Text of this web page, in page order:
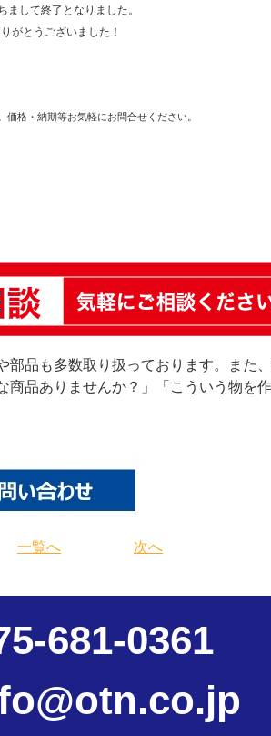
まして終了となりました。
がとうございました！
格・納期等お気軽にお問合せください。
品も多数取り扱っております。また
品ありませんか？」「こういう物を
一覧へ 次へ
0361